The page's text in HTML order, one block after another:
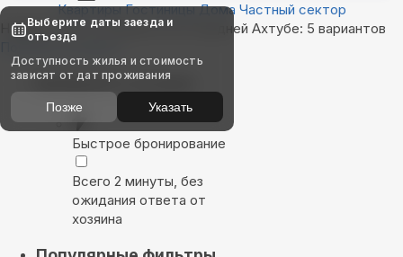
Квартиры Гостиницы Дома Частный сектор
Найдём, где остановиться в Средней Ахтубе: 5 вариантов
Показать на карте
Выбирайте лучшее
Быстрое бронирование
Всего 2 минуты, без
ожидания ответа от
хозяина
Выберите даты заезда и
отъезда
Доступность жилья и стоимость
зависят от дат проживания
Позже Указать